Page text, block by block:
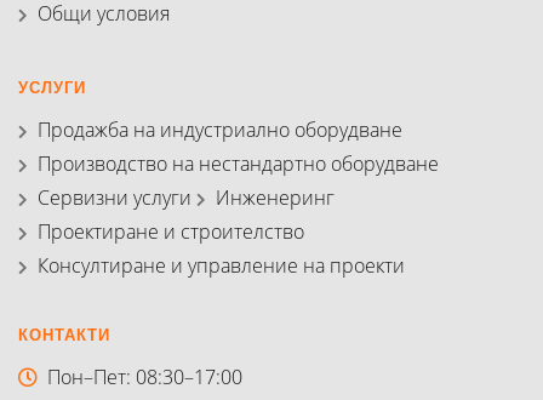
Общи условия
УСЛУГИ
Продажба на индустриално оборудване
Производство на нестандартно оборудване
Сервизни услуги
Инженеринг
Проектиране и строителство
Консултиране и управление на проекти
КОНТАКТИ
Пон–Пет: 08:30–17:00